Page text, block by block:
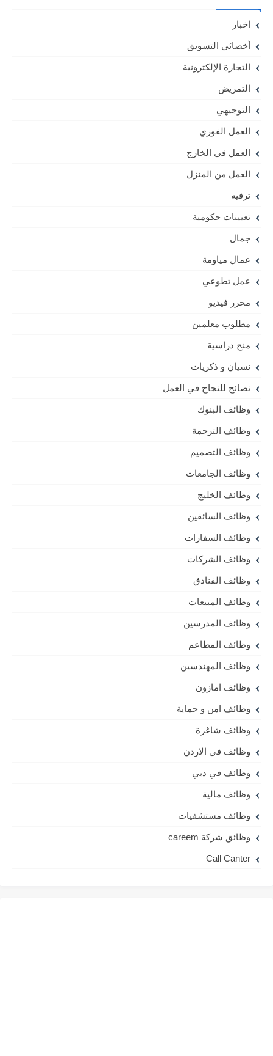
اخبار
أخصائي التسويق
التجارة الإلكترونية
التمريض
التوجيهي
العمل الفوري
العمل في الخارج
العمل من المنزل
ترفيه
تعيينات حكومية
جمال
عمال مياومة
عمل تطوعي
محرر فيديو
مطلوب معلمين
منح دراسية
نسيان و ذكريات
نصائح للنجاح في العمل
وظائف البنوك
وظائف الترجمة
وظائف التصميم
وظائف الجامعات
وظائف الخليج
وظائف السائقين
وظائف السفارات
وظائف الشركات
وظائف الفنادق
وظائف المبيعات
وظائف المدرسين
وظائف المطاعم
وظائف المهندسين
وظائف امازون
وظائف امن و حماية
وظائف شاغرة
وظائف في الاردن
وظائف في دبي
وظائف مالية
وظائف مستشفيات
وظائق شركة careem
Call Canter